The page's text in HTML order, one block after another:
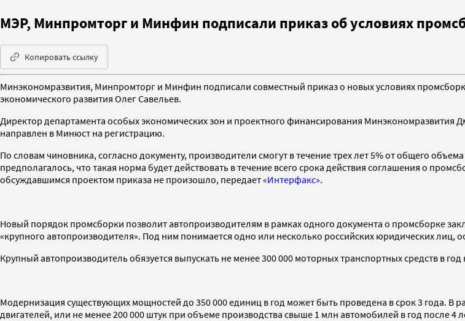
МЭР, Минпромторг и Минфин подписали приказ об условиях
Копировать ссылку
Минэкономразвития, Минпромторг и Минфин подписали совместный приказ о новых условиях
экономического развития Олег Савельев.
Директор департамента особых экономических зон и проектного финансирования Минэкономразвития
направлен в Минюст на регистрацию.
По словам чиновника, согласно документу, производители смогут в течение трех лет 5% от общего
предполагалось, что такая норма будет действовать в течение всего срока действия соглашения о
обсуждавшимся проектом приказа не произошло, передает«Интерфакс».
Новый порядок промсборки позволит автопроизводителям в рамках одного документа о промсборке
«крупного автопроизводителя». Под ним понимается одно или несколько российских юридических лиц,
Крупный автопроизводитель обязуется выпускать не менее 300 000 моторных транспортных средств в
Модернизация существующих мощностей до 350 000 единиц в год может быть проведена в срок 3 года. В
двигателей, или не менее 200 000 штук при объеме производства свыше 1 млн автомобилей в год после 4